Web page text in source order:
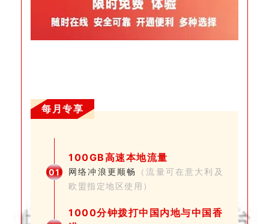
每月专享
01
100GB高速本地流量
网络冲浪更顺畅
（流量可在意大利及
欧盟指定地区使用）
1000分钟拨打中国内地与中国香